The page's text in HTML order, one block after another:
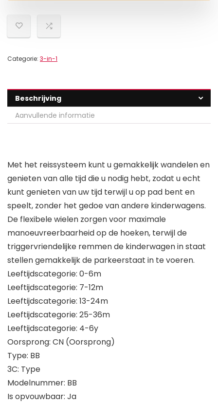
Categorie: 3-in-1
Beschrijving
Aanvullende informatie
Met het reissysteem kunt u gemakkelijk wandelen en
genieten van alle tijd die u nodig hebt, zodat u echt
kunt genieten van uw tijd terwijl u op pad bent en
speelt, zonder het gedoe van andere kinderwagens.
De flexibele wielen zorgen voor maximale
manoeuvreerbaarheid op de hoeken, terwijl de
triggervriendelijke remmen de kinderwagen in staat
stellen gemakkelijk de parkeerstaat in te voeren.
Leeftijdscategorie: 0-6m
Leeftijdscategorie: 7-12m
Leeftijdscategorie: 13-24m
Leeftijdscategorie: 25-36m
Leeftijdscategorie: 4-6y
Oorsprong: CN (Oorsprong)
Type: BB
3C: Type
Modelnummer: BB
Is opvouwbaar: Ja